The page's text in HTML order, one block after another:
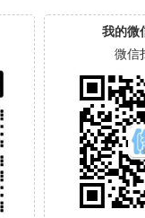
我的微
微信